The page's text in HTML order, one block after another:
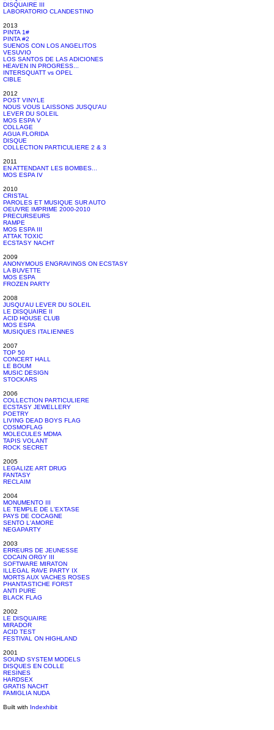
DISQUAIRE III
LABORATORIO CLANDESTINO
2013
PINTA 1#
PINTA #2
SUENOS CON LOS ANGELITOS
VESUVIO
LOS SANTOS DE LAS ADICIONES
HEAVEN IN PROGRESS...
INTERSQUATT vs OPEL
CIBLE
2012
POST VINYLE
NOUS VOUS LAISSONS JUSQU'AU
LEVER DU SOLEIL
MOS ESPA V
COLLAGE
AGUA FLORIDA
DISQUE
COLLECTION PARTICULIERE 2 & 3
2011
EN ATTENDANT LES BOMBES...
MOS ESPA IV
2010
CRISTAL
PAROLES ET MUSIQUE SUR AUTO
OEUVRE IMPRIME 2000-2010
PRECURSEURS
RAMPE
MOS ESPA III
ATTAK TOXIC
ECSTASY NACHT
2009
ANONYMOUS ENGRAVINGS ON ECSTASY
LA BUVETTE
MOS ESPA
FROZEN PARTY
2008
JUSQU'AU LEVER DU SOLEIL
LE DISQUAIRE II
ACID HOUSE CLUB
MOS ESPA
MUSIQUES ITALIENNES
2007
TOP 50
CONCERT HALL
LE BOUM
MUSIC DESIGN
STOCKARS
2006
COLLECTION PARTICULIERE
ECSTASY JEWELLERY
POETRY
LIVING DEAD BOYS FLAG
COSMOFLAG
MOLECULES MDMA
TAPIS VOLANT
ROCK SECRET
2005
LEGALIZE ART DRUG
FANTASY
RECLAIM
2004
MONUMENTO III
LE TEMPLE DE L'EXTASE
PAYS DE COCAGNE
SENTO L'AMORE
NEGAPARTY
2003
ERREURS DE JEUNESSE
COCAIN ORGY III
SOFTWARE MIRATON
ILLEGAL RAVE PARTY IX
MORTS AUX VACHES ROSES
PHANTASTICHE FORST
ANTI PURE
BLACK FLAG
2002
LE DISQUAIRE
MIRADOR
ACID TEST
FESTIVAL ON HIGHLAND
2001
SOUND SYSTEM MODELS
DISQUES EN COLLE
RESINES
HARDSEX
GRATIS NACHT
FAMIGLIA NUDA
Built with Indexhibit